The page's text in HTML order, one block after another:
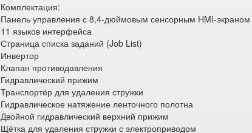
Комплектация:
Панель управления с 8,4-дюймовым сенсорным HMI-экраном
11 языков интерфейса
Страница списка заданий (Job List)
Инвертор
Клапан противодавления
Гидравлический прижим
Транспортёр для удаления стружки
Гидравлическое натяжение ленточного полотна
Двойной гидравлический верхний прижим
Щётка для удаления стружки с электроприводом